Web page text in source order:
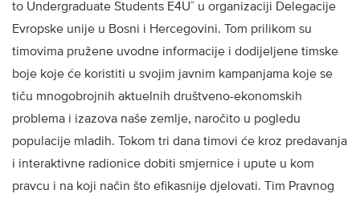
to Undergraduate Students E4U˝ u organizaciji Delegacije
Evropske unije u Bosni i Hercegovini. Tom prilikom su
timovima pružene uvodne informacije i dodijeljene timske
boje koje će koristiti u svojim javnim kampanjama koje se
tiču mnogobrojnih aktuelnih društveno-ekonomskih
problema i izazova naše zemlje, naročito u pogledu
populacije mladih. Tokom tri dana timovi će kroz predavanja
i interaktivne radionice dobiti smjernice i upute u kom
pravcu i na koji način što efikasnije djelovati. Tim Pravnog